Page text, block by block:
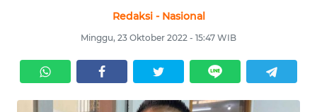
Redaksi - Nasional
Minggu, 23 Oktober 2022 - 15:47 WIB
KRIMINAL
EKUIN